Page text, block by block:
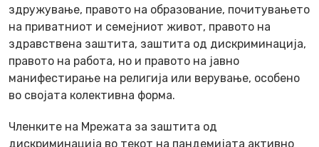
здружување, правото на образование, почитувањето
на приватниот и семејниот живот, правото на
здравствена заштита, заштита од дискриминација,
правото на работа, но и правото на јавно
манифестирање на религија или верување, особено
во својата колективна форма.
Членките на Мрежата за заштита од
дискриминација во текот на пандемијата активно